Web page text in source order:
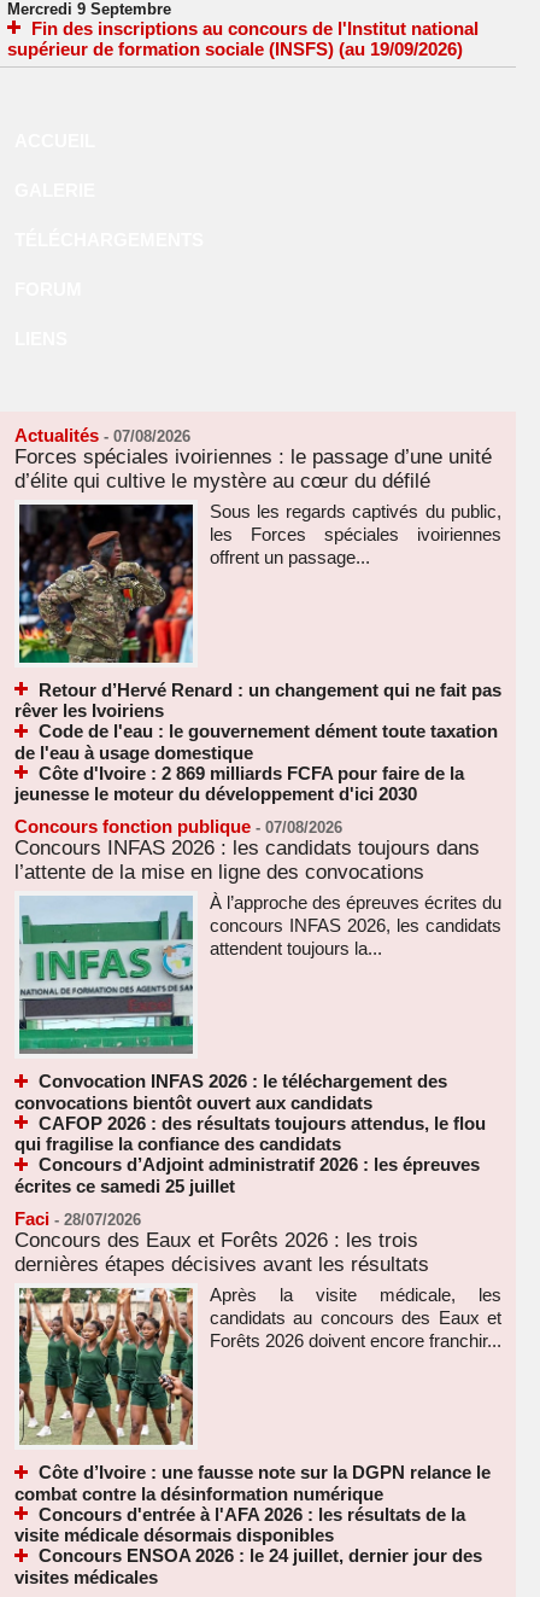
Mercredi 9 Septembre
Fin des inscriptions au concours de l'Institut national
supérieur de formation sociale (INSFS) (au 19/09/2026)
Actualités - 07/08/2026
Forces spéciales ivoiriennes : le passage d’une unité
d’élite qui cultive le mystère au cœur du défilé
Sous les regards captivés du public,
les Forces spéciales ivoiriennes
offrent un passage...
Retour d’Hervé Renard : un changement qui ne fait pas
rêver les Ivoiriens
Code de l'eau : le gouvernement dément toute taxation
de l'eau à usage domestique
Côte d'Ivoire : 2 869 milliards FCFA pour faire de la
jeunesse le moteur du développement d'ici 2030
Concours fonction publique - 07/08/2026
Concours INFAS 2026 : les candidats toujours dans
l’attente de la mise en ligne des convocations
À l’approche des épreuves écrites du
concours INFAS 2026, les candidats
attendent toujours la...
Convocation INFAS 2026 : le téléchargement des
convocations bientôt ouvert aux candidats
CAFOP 2026 : des résultats toujours attendus, le flou
qui fragilise la confiance des candidats
Concours d’Adjoint administratif 2026 : les épreuves
écrites ce samedi 25 juillet
Faci - 28/07/2026
Concours des Eaux et Forêts 2026 : les trois
dernières étapes décisives avant les résultats
Après la visite médicale, les
candidats au concours des Eaux et
Forêts 2026 doivent encore franchir...
Côte d’Ivoire : une fausse note sur la DGPN relance le
combat contre la désinformation numérique
Concours d'entrée à l'AFA 2026 : les résultats de la
visite médicale désormais disponibles
Concours ENSOA 2026 : le 24 juillet, dernier jour des
visites médicales